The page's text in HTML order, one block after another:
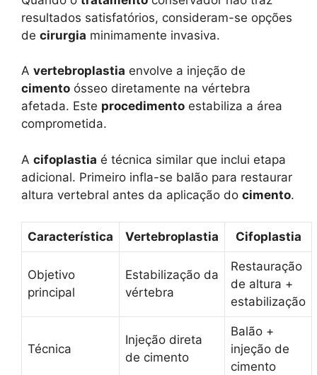
resultados satisfatórios, consideram-se opções
de cirurgia minimamente invasiva.
A vertebroplastia envolve a injeção de
cimento ósseo diretamente na vértebra
afetada. Este procedimento estabiliza a área
comprometida.
A cifoplastia é técnica similar que inclui etapa
adicional. Primeiro infla-se balão para restaurar
altura vertebral antes da aplicação do cimento.
Característica Vertebroplastia Cifoplastia
Objetivo
principal
Estabilização da
vértebra
Restauração
de altura +
estabilização
Técnica
Injeção direta
de cimento
Balão +
injeção de
cimento